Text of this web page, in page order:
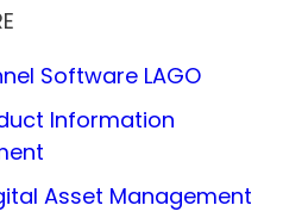
Software LAGO
Information
Asset Management